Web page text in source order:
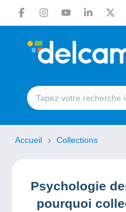
Accueil Collections
Psychologie
pourquoi